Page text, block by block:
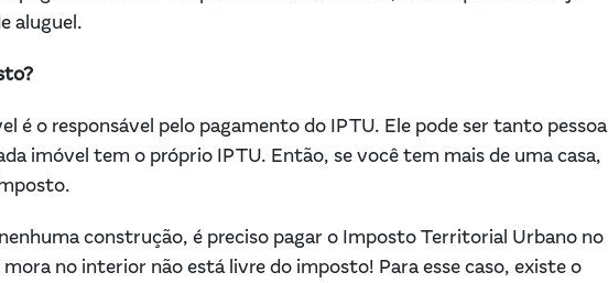
aluguel.
é o responsável pelo pagamento do IPTU. Ele pode ser tanto pessoa
imóvel tem o próprio IPTU. Então, se você tem mais de uma casa,
construção, é preciso pagar o Imposto Territorial Urbano no
no interior não está livre do imposto! Para esse caso, existe o